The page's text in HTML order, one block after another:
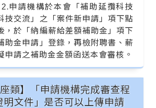
申請機構於本會「補助延攬科技
技交流」之「案件新申請」項下點
，於「納編薪給差額補助金」項下
助金申請」登錄，再檢附聘書、薪
申請之補助金金額函送本會審核。
座類】「申請機構完成審查程
明文件」是否可以上傳申請